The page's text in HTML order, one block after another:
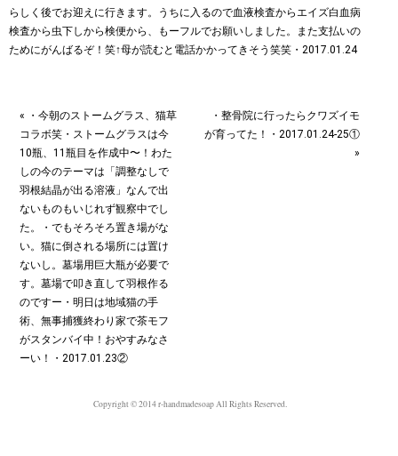
« ・今朝のストームグラス、猫草
コラボ笑・ストームグラスは今
10瓶、11瓶目を作成中〜！わた
しの今のテーマは「調整なしで
羽根結晶が出る溶液」なんで出
ないものもいじれず観察中でし
た。・でもそろそろ置き場がな
い。猫に倒される場所には置け
ないし。墓場用巨大瓶が必要で
す。墓場で叩き直して羽根作る
のですー・明日は地域猫の手
術、無事捕獲終わり家で茶モフ
がスタンバイ中！おやすみなさ
ーい！・2017.01.23②
・整骨院に行ったらクワズイモ
が育ってた！・2017.01.24-25①
»
Copyright © 2014 r-handmadesoap All Rights Reserved.